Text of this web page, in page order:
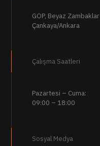
GOP, Beyaz
Çankaya/Ankara
Çalışma Saatleri
Pazartesi – Cuma:
09:00 – 18:00
Sosyal Medya